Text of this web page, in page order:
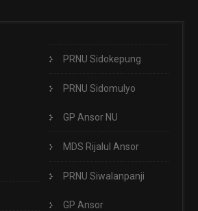
PRNU Sidokepung
PRNU Sidomulyo
GP Ansor NU
MDS Rijalul Ansor
PRNU Siwalanpanji
GP Ansor